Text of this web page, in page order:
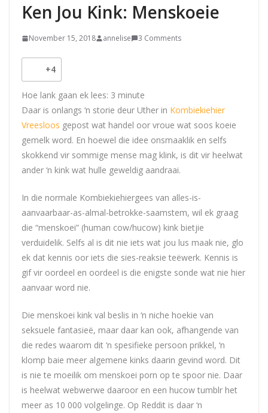
Ken Jou Kink: Menskoeie
November 15, 2018 annelise 3 Comments
+4
Hoe lank gaan ek lees: 3 minute
Daar is onlangs ‘n storie deur Uther in Kombiekiehier
Vreesloos gepost wat handel oor vroue wat soos koeie
gemelk word. En hoewel die idee onsmaaklik en selfs
skokkend vir sommige mense mag klink, is dit vir heelwat
ander ‘n kink wat hulle geweldig aandraai.
In die normale Kombiekiehiergees van alles-is-
aanvaarbaar-as-almal-betrokke-saamstem, wil ek graag
die “menskoei” (human cow/hucow) kink bietjie
verduidelik. Selfs al is dit nie iets wat jou lus maak nie, glo
ek dat kennis oor iets die sies-reaksie teëwerk. Kennis is
gif vir oordeel en oordeel is die enigste sonde wat nie hier
aanvaar word nie.
Die menskoei kink val beslis in ‘n niche hoekie van
seksuele fantasieë, maar daar kan ook, afhangende van
die redes waarom dit ‘n spesifieke persoon prikkel, ‘n
klomp baie meer algemene kinks daarin gevind word. Dit
is nie te moeilik om menskoei porn op te spoor nie. Daar
is heelwat webwerwe daaroor en een hucow tumblr het
meer as 10 000 volgelinge. Op Reddit is daar ‘n